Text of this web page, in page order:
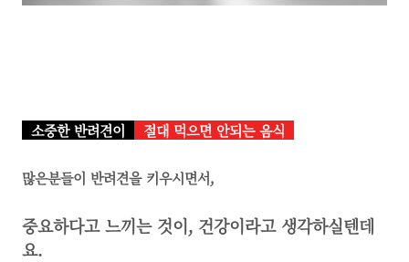
소중한 반려견이 절대 먹으면 안되는 음식
많은분들이 반려견을 키우시면서,
중요하다고 느끼는 것이, 건강이라고 생각하실텐데
요.